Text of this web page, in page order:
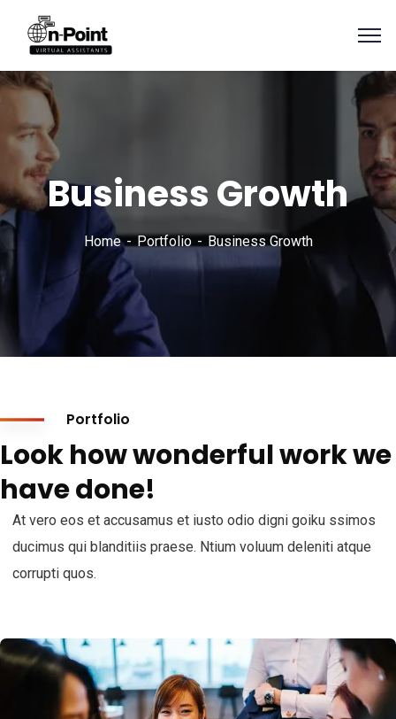
Business Growth
Home Portfolio Business Growth
Portfolio
Look how wonderful work we
have done!
At vero eos et accusamus et iusto odio digni goiku ssimos
ducimus qui blanditiis praese. Ntium voluum deleniti atque
corrupti quos.